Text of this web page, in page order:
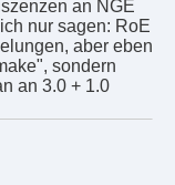
an NGE
nur sagen: RoE
aber eben
sondern
an 3.0 + 1.0